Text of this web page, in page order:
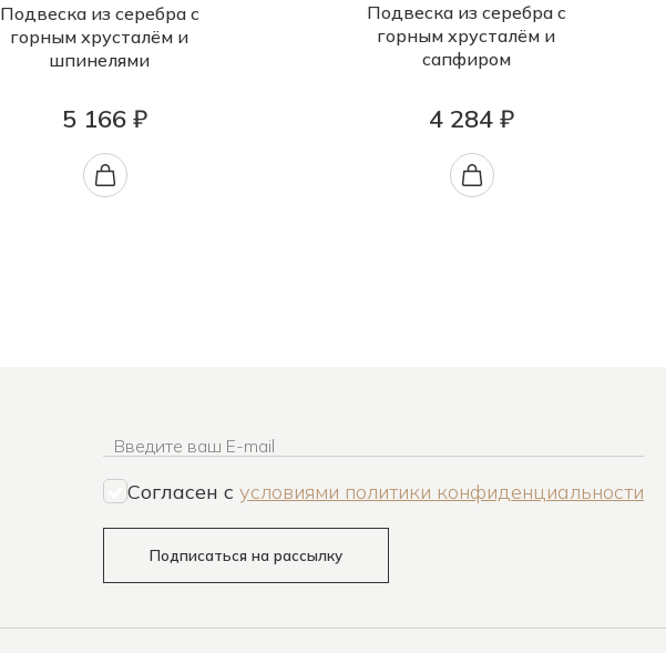
Подвеска из серебра с
горным хрусталём и
шпинелями
5 166 ₽
Подвеска из серебра с
горным хрусталём и
сапфиром
4 284 ₽
Введите ваш E-mail
Согласен c условиями политики конфиденциальности
Подписаться на рассылку